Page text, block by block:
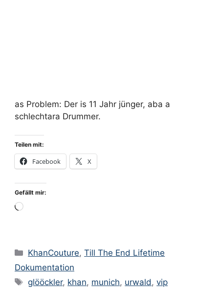
as Problem: Der is 11 Jahr jünger, aba a
schlechtara Drummer.
Teilen mit:
Facebook X
Gefällt mir:
Wird
Kategorien
KhanCouture,Till The End Lifetime
Dokumentation
Schlagwörter
glööckler, khan, munich, urwald,vip